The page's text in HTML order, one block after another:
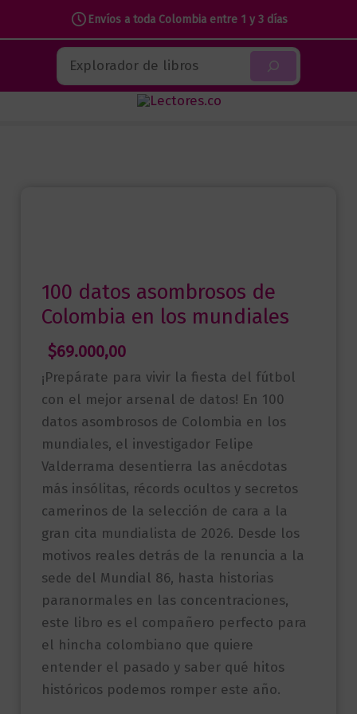
Envíos a toda Colombia entre 1 y 3 días
contenido
Buscar
100 datos asombrosos de
Colombia en los mundiales
$69.000,00
¡Prepárate para vivir la fiesta del fútbol
con el mejor arsenal de datos! En 100
datos asombrosos de Colombia en los
mundiales, el investigador Felipe
Valderrama desentierra las anécdotas
más insólitas, récords ocultos y secretos
camerinos de la selección de cara a la
gran cita mundialista de 2026. Desde los
motivos reales detrás de la renuncia a la
sede del Mundial 86, hasta historias
paranormales en las concentraciones,
este libro es el compañero perfecto para
el hincha colombiano que quiere
entender el pasado y saber qué hitos
históricos podemos romper este año.
asombrosos
Colombia